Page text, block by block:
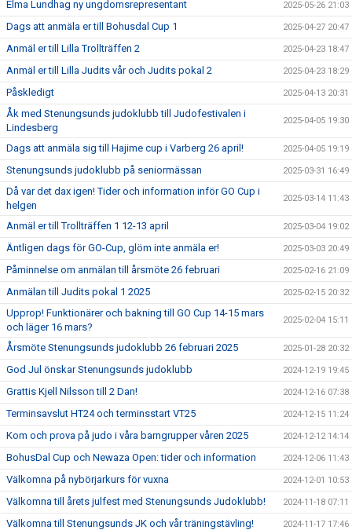
Elma Lundhag ny ungdomsrepresentant 2025-05-26 21:03
Dags att anmäla er till Bohusdal Cup 1 2025-04-27 20:47
Anmäl er till Lilla Trollträffen 2 2025-04-23 18:47
Anmäl er till Lilla Judits vår och Judits pokal 2 2025-04-23 18:29
Påskledigt 2025-04-13 20:31
Åk med Stenungsunds judoklubb till Judofestivalen i
Lindesberg
2025-04-05 19:30
Dags att anmäla sig till Hajime cup i Varberg 26 april! 2025-04-05 19:19
Stenungsunds judoklubb på seniormässan 2025-03-31 16:49
Då var det dax igen! Tider och information inför GO Cup i
helgen
2025-03-14 11:43
Anmäl er till Trollträffen 1 12-13 april 2025-03-04 19:02
Äntligen dags för GO-Cup, glöm inte anmäla er! 2025-03-03 20:49
Påminnelse om anmälan till årsmöte 26 februari 2025-02-16 21:09
Anmälan till Judits pokal 1 2025 2025-02-15 20:32
Upprop! Funktionärer och bakning till GO Cup 14-15 mars
och läger 16 mars?
2025-02-04 15:11
Årsmöte Stenungsunds judoklubb 26 februari 2025 2025-01-28 20:32
God Jul önskar Stenungsunds judoklubb 2024-12-19 19:45
Grattis Kjell Nilsson till 2 Dan! 2024-12-16 07:38
Terminsavslut HT24 och terminsstart VT25 2024-12-15 11:24
Kom och prova på judo i våra barngrupper våren 2025 2024-12-12 14:14
BohusDal Cup och Newaza Open: tider och information 2024-12-06 11:43
Välkomna på nybörjarkurs för vuxna 2024-12-01 10:53
Välkomna till årets julfest med Stenungsunds Judoklubb! 2024-11-18 07:11
Välkomna till Stenungsunds JK och vår träningstävling! 2024-11-17 17:46